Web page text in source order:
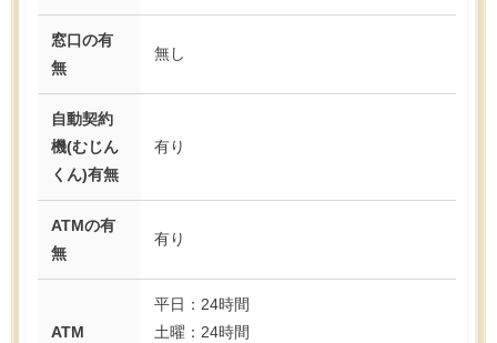
窓口の有
無
無し
自動契約
機(むじん
くん)有無
有り
ATMの有
無
有り
ATM
平日：24時間
土曜：24時間